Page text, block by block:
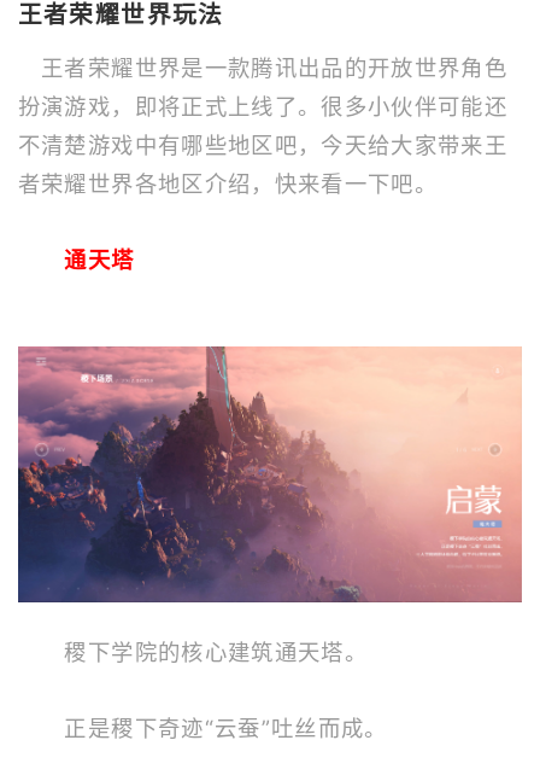
王者荣耀世界玩法
王者荣耀世界是一款腾讯出品的开放世界角色
扮演游戏，即将正式上线了。很多小伙伴可能还
不清楚游戏中有哪些地区吧，今天给大家带来王
者荣耀世界各地区介绍，快来看一下吧。
通天塔
稷下学院的核心建筑通天塔。
正是稷下奇迹“云蚕”吐丝而成。